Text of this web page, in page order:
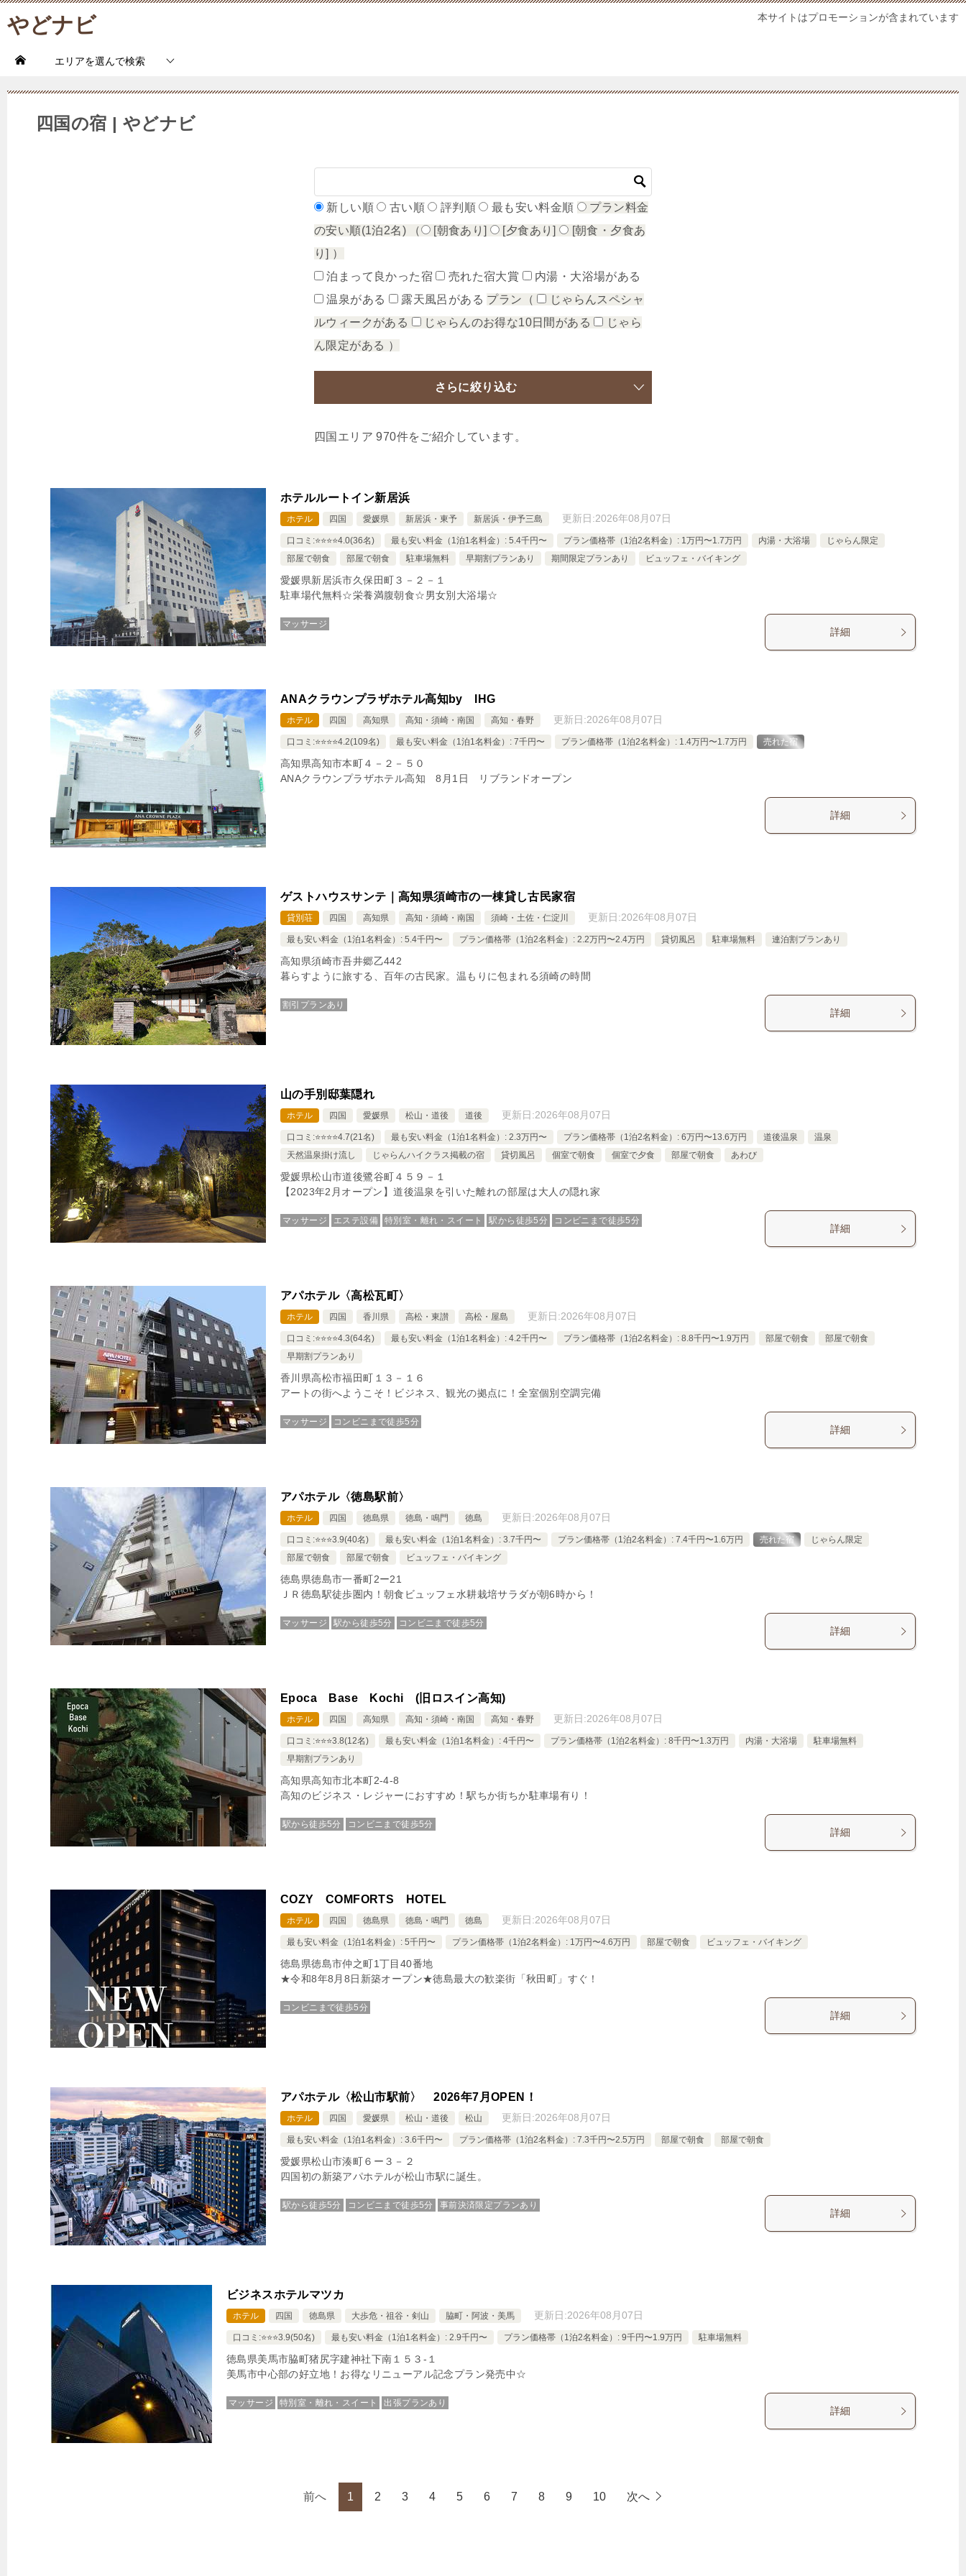
やどナビ 本サイトはプロモーションが含まれています
エリアを選んで検索
四国の宿 | やどナビ
新しい順 古い順 評判順 最も安い料金順
プラン料金
の安い順(1泊2名)
（ [朝食あり] [夕食あり]
[朝食・夕食あ
り] ）
泊まって良かった宿
売れた宿大賞
内湯・大浴場がある
温泉がある
露天風呂がある プラン（
じゃらんスペシャ
ルウィークがある
じゃらんのお得な10日間がある
じゃら
ん限定がある ）
さらに絞り込む
四国エリア 970件をご紹介しています。
ホテルルートイン新居浜
ホテル 四国 愛媛県 新居浜・東予 新居浜・伊予三島 更新日:2026年08月07日
口コミ:⭐️⭐️⭐️⭐️4.0(36名) 最も安い料金（1泊1名料金）: 5.4千円〜 プラン価格帯（1泊2名料金）: 1万円〜1.7万円 内湯・大浴場
じゃらん限定
部屋で朝食
部屋で朝食 駐車場無料 早期割プランあり 期間限定プランあり ビュッフェ・バイキング
愛媛県新居浜市久保田町３－２－１
駐車場代無料☆栄養満腹朝食☆男女別大浴場☆
詳細
マッサージ
ANAクラウンプラザホテル高知by IHG
ホテル 四国 高知県 高知・須崎・南国 高知・春野 更新日:2026年08月07日
口コミ:⭐️⭐️⭐️⭐️4.2(109名) 最も安い料金（1泊1名料金）: 7千円〜 プラン価格帯（1泊2名料金）: 1.4万円〜1.7万円 売れた宿
高知県高知市本町４－２－５０
ANAクラウンプラザホテル高知 8月1日 リブランドオープン
詳細
ゲストハウスサンテ｜高知県須崎市の一棟貸し古民家宿
貸別荘 四国 高知県 高知・須崎・南国 須崎・土佐・仁淀川 更新日:2026年08月07日
最も安い料金（1泊1名料金）: 5.4千円〜 プラン価格帯（1泊2名料金）: 2.2万円〜2.4万円 貸切風呂 駐車場無料 連泊割プランあり
高知県須崎市吾井郷乙442
暮らすように旅する、百年の古民家。温もりに包まれる須崎の時間
詳細
割引プランあり
山の手別邸葉隠れ
ホテル 四国 愛媛県 松山・道後 道後 更新日:2026年08月07日
口コミ:⭐️⭐️⭐️⭐️4.7(21名) 最も安い料金（1泊1名料金）: 2.3万円〜 プラン価格帯（1泊2名料金）: 6万円〜13.6万円 道後温泉
温泉
天然温泉掛け流し
じゃらんハイクラス掲載の宿 貸切風呂 個室で朝食 個室で夕食 部屋で朝食 あわび
愛媛県松山市道後鷺谷町４５９－１
【2023年2月オープン】道後温泉を引いた離れの部屋は大人の隠れ家
詳細
マッサージ エステ設備 特別室・離れ・スイート 駅から徒歩5分 コンビニまで徒歩5分
アパホテル〈高松瓦町〉
ホテル 四国 香川県 高松・東讃 高松・屋島 更新日:2026年08月07日
口コミ:⭐️⭐️⭐️⭐️4.3(64名) 最も安い料金（1泊1名料金）: 4.2千円〜 プラン価格帯（1泊2名料金）: 8.8千円〜1.9万円 部屋で朝食
部屋で朝食
早期割プランあり
香川県高松市福田町１３－１６
アートの街へようこそ！ビジネス、観光の拠点に！全室個別空調完備
詳細
マッサージ コンビニまで徒歩5分
アパホテル〈徳島駅前〉
ホテル 四国 徳島県 徳島・鳴門 徳島 更新日:2026年08月07日
口コミ:⭐️⭐️⭐️3.9(40名) 最も安い料金（1泊1名料金）: 3.7千円〜 プラン価格帯（1泊2名料金）: 7.4千円〜1.6万円 売れた宿
じゃらん限定
部屋で朝食
部屋で朝食 ビュッフェ・バイキング
徳島県徳島市一番町2ー21
ＪＲ徳島駅徒歩圏内！朝食ビュッフェ水耕栽培サラダが朝6時から！
詳細
マッサージ 駅から徒歩5分 コンビニまで徒歩5分
Epoca Base Kochi (旧ロスイン高知)
ホテル 四国 高知県 高知・須崎・南国 高知・春野 更新日:2026年08月07日
口コミ:⭐️⭐️⭐️3.8(12名) 最も安い料金（1泊1名料金）: 4千円〜 プラン価格帯（1泊2名料金）: 8千円〜1.3万円 内湯・大浴場
駐車場無料
早期割プランあり
高知県高知市北本町2‐4‐8
高知のビジネス・レジャーにおすすめ！駅ちか街ちか駐車場有り！
詳細
駅から徒歩5分 コンビニまで徒歩5分
COZY COMFORTS HOTEL
ホテル 四国 徳島県 徳島・鳴門 徳島 更新日:2026年08月07日
最も安い料金（1泊1名料金）: 5千円〜 プラン価格帯（1泊2名料金）: 1万円〜4.6万円 部屋で朝食 ビュッフェ・バイキング
徳島県徳島市仲之町1丁目40番地
★令和8年8月8日新築オープン★徳島最大の歓楽街「秋田町」すぐ！
詳細
コンビニまで徒歩5分
アパホテル〈松山市駅前〉 2026年7月OPEN！
ホテル 四国 愛媛県 松山・道後 松山 更新日:2026年08月07日
最も安い料金（1泊1名料金）: 3.6千円〜 プラン価格帯（1泊2名料金）: 7.3千円〜2.5万円 部屋で朝食 部屋で朝食
愛媛県松山市湊町６ー３－２
四国初の新築アパホテルが松山市駅に誕生。
詳細
駅から徒歩5分 コンビニまで徒歩5分 事前決済限定プランあり
ビジネスホテルマツカ
ホテル 四国 徳島県 大歩危・祖谷・剣山 脇町・阿波・美馬 更新日:2026年08月07日
口コミ:⭐️⭐️⭐️3.9(50名) 最も安い料金（1泊1名料金）: 2.9千円〜 プラン価格帯（1泊2名料金）: 9千円〜1.9万円 駐車場無料
徳島県美馬市脇町猪尻字建神社下南１５３‐１
美馬市中心部の好立地！お得なリニューアル記念プラン発売中☆
詳細
マッサージ 特別室・離れ・スイート 出張プランあり
前へ 1 2 3 4 5 6 7 8 9 10 次へ